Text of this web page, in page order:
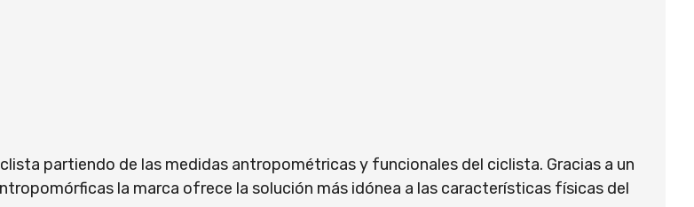
partiendo de las medidas antropométricas y funcionales del ciclista. Gracias a un
la marca ofrece la solución más idónea a las características físicas del